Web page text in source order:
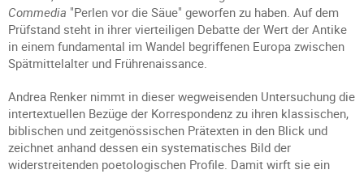
Commedia "Perlen vor die Säue" geworfen zu haben. Auf dem
Prüfstand steht in ihrer vierteiligen Debatte der Wert der Antike
in einem fundamental im Wandel begriffenen Europa zwischen
Spätmittelalter und Frührenaissance.
Andrea Renker nimmt in dieser wegweisenden Untersuchung die
intertextuellen Bezüge der Korrespondenz zu ihren klassischen,
biblischen und zeitgenössischen Prätexten in den Blick und
zeichnet anhand dessen ein systematisches Bild der
widerstreitenden poetologischen Profile. Damit wirft sie ein